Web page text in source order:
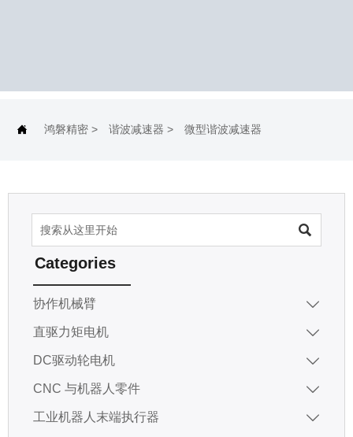
 鸿磐精密 > 谐波减速器 > 微型谐波减速器

Categories
协作机械臂 
直驱力矩电机 
DC驱动轮电机 
CNC 与机器人零件 
工业机器人末端执行器 